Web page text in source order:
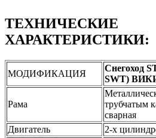
ТЕХНИЧЕСКИЕ
ХАРАКТЕРИСТИКИ:
МОДИФИКАЦИЯ
Снегоход
SWT)
Рама
трубчатым
сварная
Двигатель
2-х